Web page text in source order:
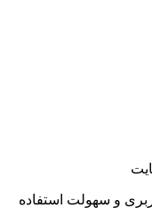
و سهولت استفاده